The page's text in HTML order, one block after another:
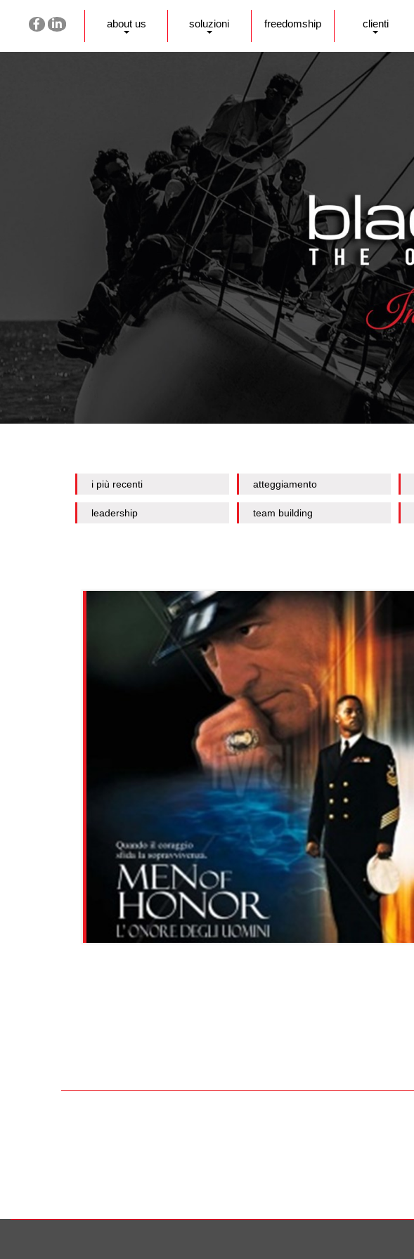
about us soluzioni freedomship clienti
i più recenti atteggiamento
leadership team building